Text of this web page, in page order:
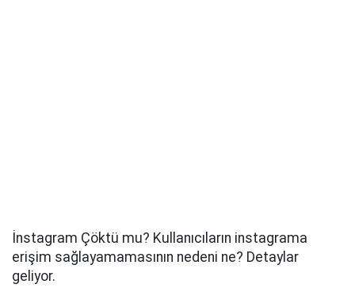
İnstagram Çöktü mu? Kullanıcıların instagrama
erişim sağlayamamasının nedeni ne? Detaylar
geliyor.